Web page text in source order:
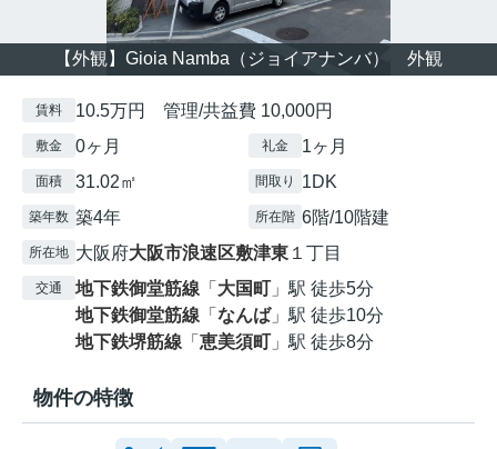
【外観】Gioia Namba（ジョイアナンバ） 外観
賃料 10.5万円 管理/共益費 10,000円
敷金 0ヶ月 礼金 1ヶ月
面積 31.02㎡ 間取り 1DK
築年数 築4年 所在階 6階/10階建
所在地 大阪府大阪市浪速区敷津東 １丁目
交通 地下鉄御堂筋線 「 大国町 」駅 徒歩5分
地下鉄御堂筋線 「 なんば」駅 徒歩10分
地下鉄堺筋線 「 恵美須町 」駅 徒歩8分
物件の特徴